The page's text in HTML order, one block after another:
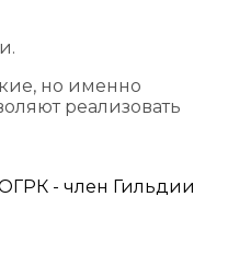
но именно
реализовать
- член Гильдии